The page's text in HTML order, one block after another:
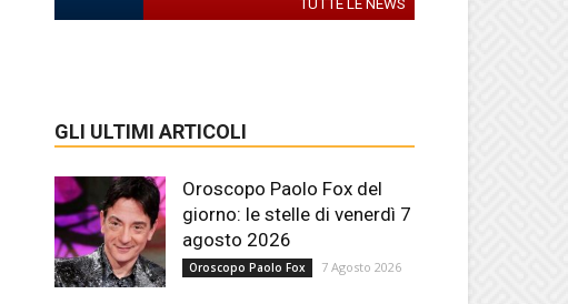
TUTTE LE NEWS
GLI ULTIMI ARTICOLI
Oroscopo Paolo Fox del
giorno: le stelle di venerdì 7
agosto 2026
Oroscopo Paolo Fox 7 Agosto 2026